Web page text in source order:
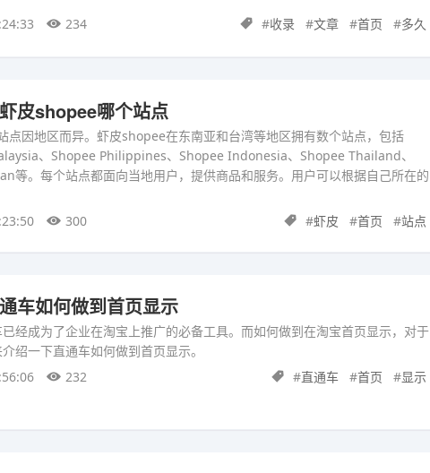
234 #收录 #文章 #首页 #多久
皮shopee哪个站点
点因地区而异。虾皮shopee在东南亚和台湾等地区拥有数个站点，包括
、Shopee Philippines、Shopee Indonesia、Shopee Thailand、
等。每个站点都面向当地用户，提供商品和服务。用户可以根据自己所在的
300 #虾皮 #首页 #站点
车如何做到首页显示
经成为了企业在淘宝上推广的必备工具。而如何做到在淘宝首页显示，对于
绍一下直通车如何做到首页显示。
232 #直通车 #首页 #显示